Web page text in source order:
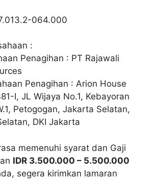
064.000
:
Penagihan : PT Rajawali
Penagihan : Arion House
I, JL Wijaya No.1, Kebayoran
Petogogan, Jakarta Selatan,
DKI Jakarta
memenuhi syarat dan Gaji
IDR 3.500.000 – 5.500.000
segera kirimkan lamaran